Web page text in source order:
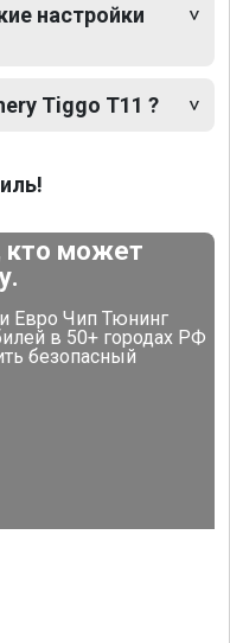
настройки
Tiggo T11 ?
кто может
Евро Чип Тюнинг
в 50+ городах РФ
безопасный